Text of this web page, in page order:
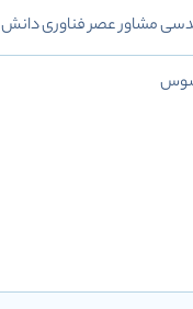
مشاور عصر فناوری دانش